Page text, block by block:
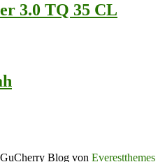
3.0 TQ 35 CL
Blog von Everestthemes